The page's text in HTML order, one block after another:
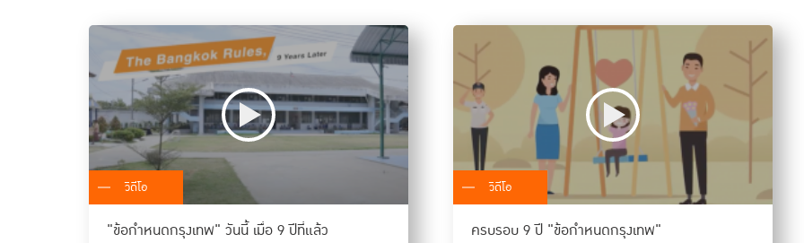
วิดีโอ
"ข้อกำหนดกรุงเทพ" วันนี้ เมื่อ 9 ปีที่แล้ว
วิดีโอ
ครบรอบ 9 ปี "ข้อกำหนดกรุงเทพ"